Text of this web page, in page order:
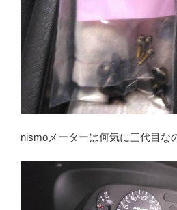
nismoメーターは何気に三代目な